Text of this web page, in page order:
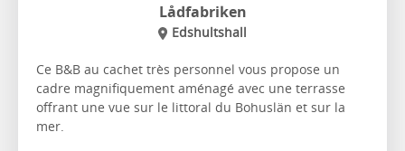
Lådfabriken
Edshultshall
Ce B&B au cachet très personnel vous propose un
cadre magnifiquement aménagé avec une terrasse
offrant une vue sur le littoral du Bohuslän et sur la
mer.